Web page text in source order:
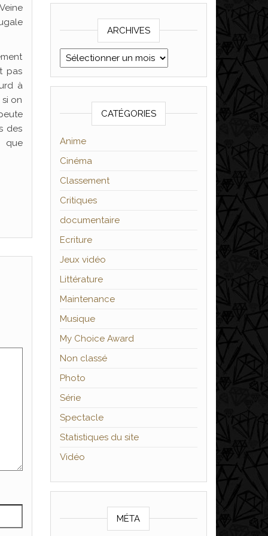
pas
à
on
des
que
ARCHIVES
Archives
CATÉGORIES
Anime
Cinéma
Classement
Critiques
documentaire
Ecriture
Jeux vidéo
Littérature
Maintenance
Musique
My Choice Award
Non classé
Photo
Série
Spectacle
Statistiques du site
Vidéo
MÉTA